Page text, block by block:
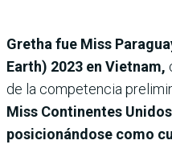
Gretha fue Miss
Earth) 2023 en Vietnam,
de la competencia
Miss Continentes
posicionándose como